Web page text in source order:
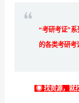
“考研考证”系
的各类考研考
◉ 找资源，就